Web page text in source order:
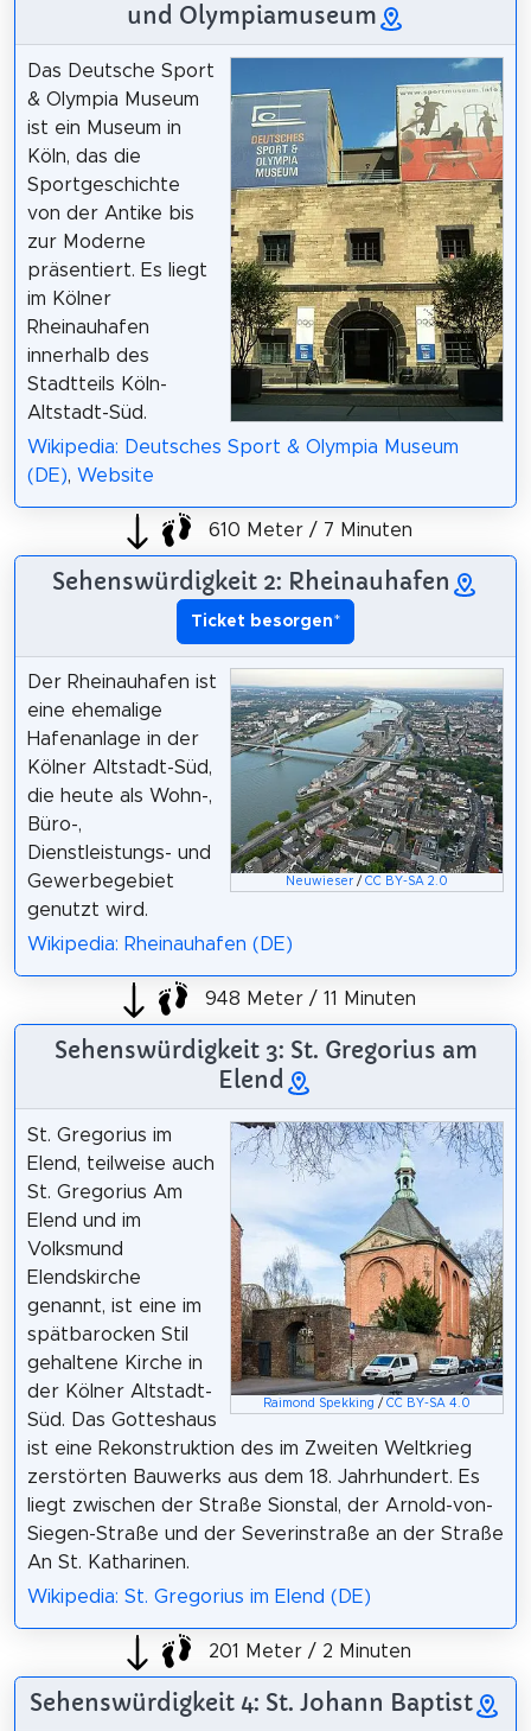
und Olympiamuseum
Das Deutsche Sport
& Olympia Museum
ist ein Museum in
Köln, das die
Sportgeschichte
von der Antike bis
zur Moderne
präsentiert. Es liegt
im Kölner
Rheinauhafen
innerhalb des
Stadtteils Köln-
Altstadt-Süd.
Wikipedia: Deutsches Sport & Olympia Museum
(DE), Website
610 Meter / 7 Minuten
Sehenswürdigkeit 2: Rheinauhafen
Ticket besorgen*
Neuwieser /CC BY-SA 2.0
Der Rheinauhafen ist
eine ehemalige
Hafenanlage in der
Kölner Altstadt-Süd,
die heute als Wohn-,
Büro-,
Dienstleistungs- und
Gewerbegebiet
genutzt wird.
Wikipedia: Rheinauhafen (DE)
948 Meter / 11 Minuten
Sehenswürdigkeit 3: St. Gregorius am
Elend
Raimond Spekking /CC BY-SA 4.0
St. Gregorius im
Elend, teilweise auch
St. Gregorius Am
Elend und im
Volksmund
Elendskirche
genannt, ist eine im
spätbarocken Stil
gehaltene Kirche in
der Kölner Altstadt-
Süd. Das Gotteshaus
ist eine Rekonstruktion des im Zweiten Weltkrieg
zerstörten Bauwerks aus dem 18. Jahrhundert. Es
liegt zwischen der Straße Sionstal, der Arnold-von-
Siegen-Straße und der Severinstraße an der Straße
An St. Katharinen.
Wikipedia: St. Gregorius im Elend (DE)
201 Meter / 2 Minuten
Sehenswürdigkeit 4: St. Johann Baptist